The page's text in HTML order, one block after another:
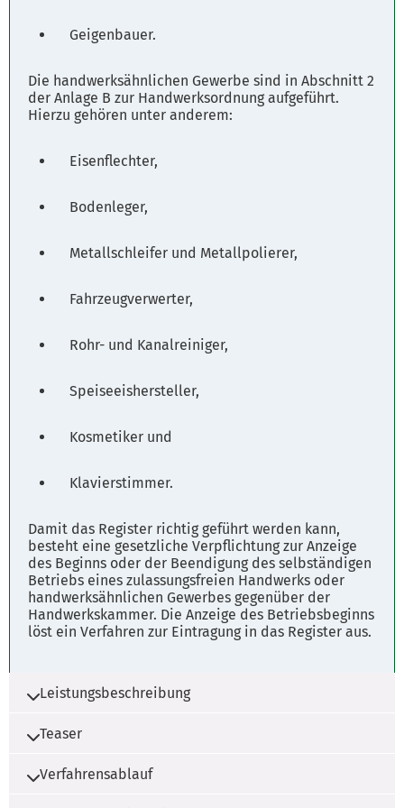
Geigenbauer.
Die handwerksähnlichen Gewerbe sind in Abschnitt 2
der Anlage B zur Handwerksordnung aufgeführt.
Hierzu gehören unter anderem:
Eisenflechter,
Bodenleger,
Metallschleifer und Metallpolierer,
Fahrzeugverwerter,
Rohr- und Kanalreiniger,
Speiseeishersteller,
Kosmetiker und
Klavierstimmer.
Damit das Register richtig geführt werden kann,
besteht eine gesetzliche Verpflichtung zur Anzeige
des Beginns oder der Beendigung des selbständigen
Betriebs eines zulassungsfreien Handwerks oder
handwerksähnlichen Gewerbes gegenüber der
Handwerkskammer. Die Anzeige des Betriebsbeginns
löst ein Verfahren zur Eintragung in das Register aus.
Leistungsbeschreibung
Verzeichnis der zulassungsfreien und
handwerksähnlichen Gewerbe
Teaser
Wenn Sie ein zulassungsfreies Handwerk oder
Verfahrensablauf